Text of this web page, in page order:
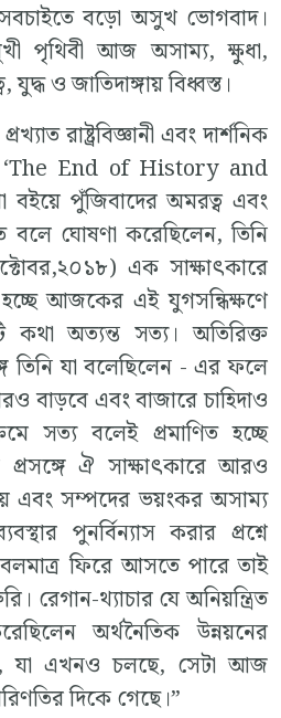
বড়ো অসুখ ভোগবাদ।
পৃথিবী আজ অসাম্য, ক্ষুধা,
যুদ্ধ ও জাতিদাঙ্গায় বিধ্বস্ত।
রাষ্ট্রবিজ্ঞানী এবং দার্শনিক
‘The End of History and
পুঁজিবাদের অমরত্ব এবং
বলে ঘোষণা করেছিলেন, তিনি
এক সাক্ষাৎকারে
আজকের এই যুগসন্ধিক্ষণে
কথা অত্যন্ত সত্য। অতিরিক্ত
তিনি যা বলেছিলেন - এর ফলে
বাড়বে এবং বাজারে চাহিদাও
সত্য বলেই প্রমাণিত হচ্ছে
ঐ সাক্ষাৎকারে আরও
এবং সম্পদের ভয়ংকর অসাম্য
পুনর্বিন্যাস করার প্রশ্নে
ফিরে আসতে পারে তাই
রেগান-থ্যাচার যে অনিয়ন্ত্রিত
অর্থনৈতিক উন্নয়নের
যা এখনও চলছে, সেটা আজ
দিকে গেছে।”